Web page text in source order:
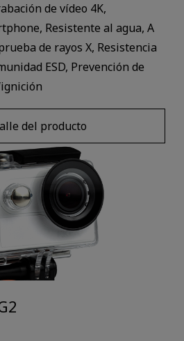
de vídeo 4K,
Resistente al agua, A
de rayos X, Resistencia
ESD, Prevención de
del producto